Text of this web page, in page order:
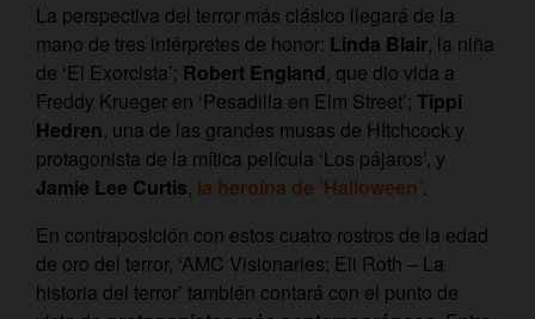
La perspectiva del terror más clásico llegará de la
mano de tres intérpretes de honor: Linda Blair, la niña
de ‘El Exorcista’; Robert England, que dio vida a
Freddy Krueger en ‘Pesadilla en Elm Street’; Tippi
Hedren, una de las grandes musas de HItchcock y
protagonista de la mítica película ‘Los pájaros’, y
Jamie Lee Curtis, la heroína de ‘Halloween’.
En contraposición con estos cuatro rostros de la edad
de oro del terror, ‘AMC Visionaries: Eli Roth – La
historia del terror’ también contará con el punto de